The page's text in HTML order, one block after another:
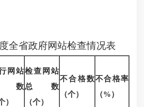
全省政府网站检查情况表
网站
数
）
检查网站
总 数
（个）
不合格数
（个）
不合格率
（%）